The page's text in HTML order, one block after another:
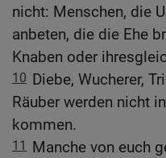
nicht: Menschen, die
anbeten, die die Ehe
Knaben oder
10 Diebe, Wucherer,
Räuber werden nicht
kommen.
11
Manche von euch